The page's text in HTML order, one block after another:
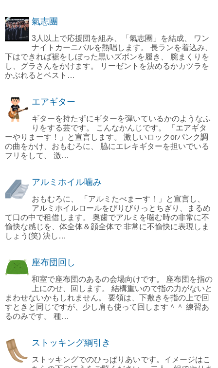
氣志團
3人以上で応援団を組み、「氣志團」を結成、 ワン
ナイトカーニバルを熱唱します。 長ランを着込み、
下はできれば裾をしぼった黒いズボンを履き、 腕まくりを
し、グラさんをかけます。 リーゼントを決めるかカツラを
かぶれるとベスト…
エアギター
ギターを持たずにギターを弾いているかのようなふ
りをする芸です。 こんなかんじです。 「エアギタ
ーやりまーす！」と宣言します。 激しいロックorパンク調
の曲をかけ、おもむろに、 脇にエレキギターを担いでいる
フリをして、 激…
アルミホイル噛み
おもむろに、 「アルミたべまーす！」と宣言し、
アルミホイルロールをびりびりっとちぎり、まるめ
て口の中で租借します。 奥歯でアルミを噛む時の非常に不
愉快な感じを、体全体＆顔全体で 非常に不愉快に表現しま
しょう(笑) 決し…
座布団回し
和室で座布団のあるの会場向けです。 座布団を指の
上にのせ、回します。 結構重いので指の力がないと
まわせないかもしれません。 要領は、下敷きを指の上で回
すときと同じですが、少し肩も使って回します＾＾ 練習あ
るのみです。 種…
ストッキング綱引き
ストッキングでのひっぱりあいです。イメージはこ